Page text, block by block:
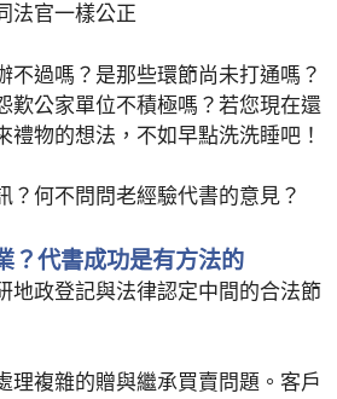
法官一樣公正
不過嗎？是那些環節尚未打通嗎？
歎公家單位不積極嗎？若您現在還
禮物的想法，不如早點洗洗睡吧！
？何不問問老經驗代書的意見？
？代書成功是有方法的
地政登記與法律認定中間的合法節
理複雜的贈與繼承買賣問題。客戶